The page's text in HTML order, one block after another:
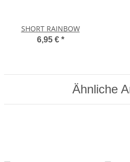
SHORT RAINBOW
6,95 € *
Ähnliche